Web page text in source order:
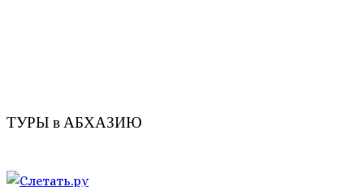
ТУРЫ в АБХАЗИЮ